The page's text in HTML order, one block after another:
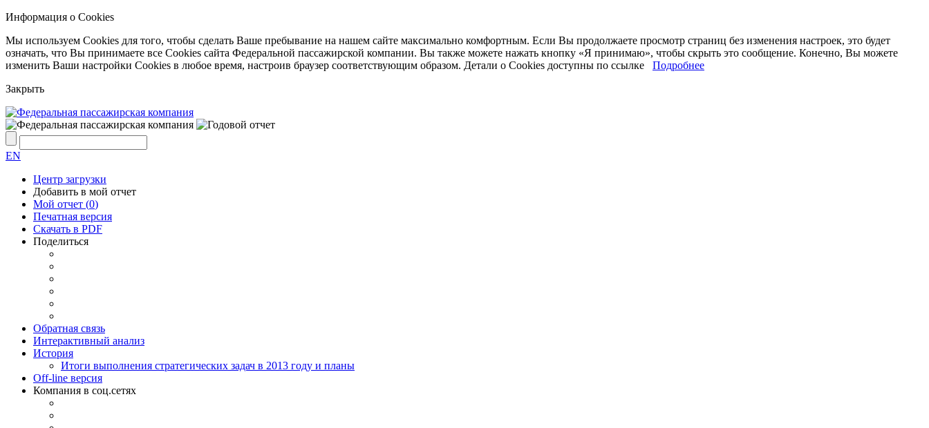
Информация о Cookies
Мы используем Cookies для того, чтобы сделать Ваше пребывание на нашем сайте максимально комфортным. Если Вы продолжаете просмотр страниц без изменения настроек, это будет
означать, что Вы принимаете все Cookies сайта Федеральной пассажирской компании. Вы также можете нажать кнопку «Я принимаю», чтобы скрыть это сообщение. Конечно, Вы можете
изменить Ваши настройки Cookies в любое время, настроив браузер соответствующим образом. Детали о Cookies доступны по ссылке Подробнее
Закрыть
EN
Центр загрузки
Добавить в мой отчет
Мой отчет (0)
Печатная версия
Скачать в PDF
Поделиться
Обратная связь
Интерактивный анализ
История
Итоги выполнения стратегических задач в 2013 году и планы
Off-line версия
Компания в соц.сетях